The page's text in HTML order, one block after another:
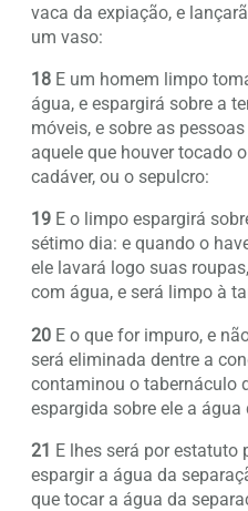
vaca da expiação, e
um vaso:
18 E um homem limpo
água, e espargirá sobre a
móveis, e sobre as
aquele que houver tocado
cadáver, ou o sepulcro:
19 E o limpo espargirá
sétimo dia: e quando o
ele lavará logo suas
com água, e será limpo à
20 E o que for impuro, e
será eliminada dentre a
contaminou o tabernáculo
espargida sobre ele a água
21 E lhes será por estatuto
espargir a água da
que tocar a água da